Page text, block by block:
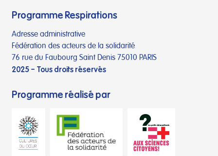
Programme Respirations
Adresse administrative
Fédération des acteurs de la solidarité
76 rue du Faubourg Saint Denis 75010 PARIS
2025 – Tous droits réservés
Programme réalisé par